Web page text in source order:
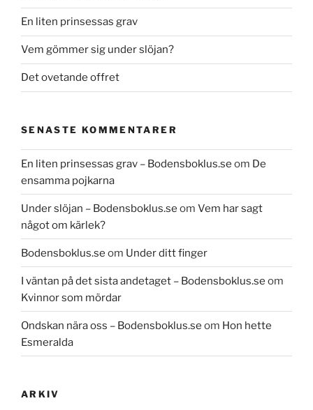
En liten prinsessas grav
Vem gömmer sig under slöjan?
Det ovetande offret
SENASTE KOMMENTARER
En liten prinsessas grav – Bodensboklus.se om De
ensamma pojkarna
Under slöjan – Bodensboklus.se om Vem har sagt
något om kärlek?
Bodensboklus.se om Under ditt finger
I väntan på det sista andetaget – Bodensboklus.se om
Kvinnor som mördar
Ondskan nära oss – Bodensboklus.se om Hon hette
Esmeralda
ARKIV